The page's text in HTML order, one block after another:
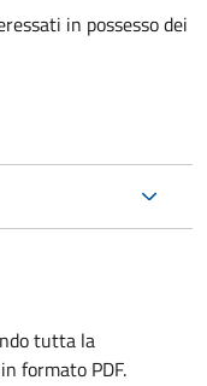
in possesso dei
tutta la
formato PDF.